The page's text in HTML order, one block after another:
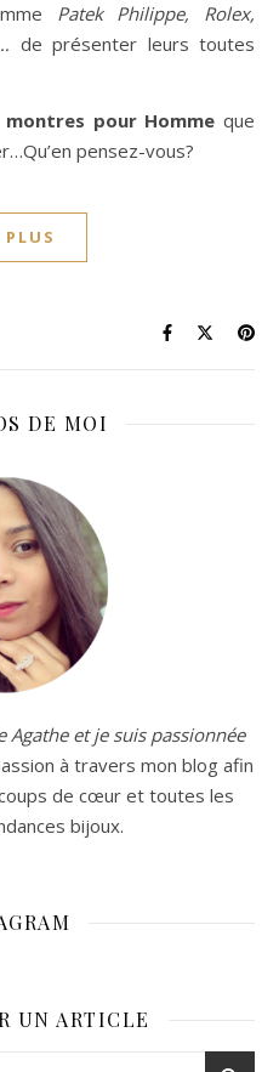
Patek Philippe, Rolex,
de présenter leurs toutes
montres pour Homme que
pensez-vous?
PLUS
DE MOI
Agathe et je suis passionnée
à travers mon blog afin
de cœur et toutes les
bijoux.
UN ARTICLE